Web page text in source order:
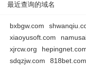
最近查询的域名
bxbgw.com
xiaoyusoft.com
xjrcw.org
sdqzjw.com
818bet.com